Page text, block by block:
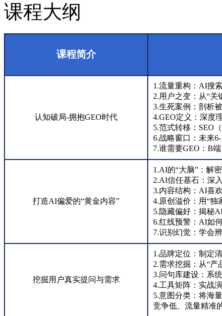
课程大纲
课程简介
认知破局-拥抱GEO时代
1.流量重构：AI搜
2.用户之变：从“关
3.生死案例：剖析
4.GEO定义：深度
5.范式转移：SEO
6.战略窗口：未来
7.谁需要GEO：B
打造AI偏爱的“黄金内容”
1.AI的“大脑”：解
2.AI信任基石：深
3.内容结构：AI喜
4.原创溢价：用“独
5.隐藏偏好：揭秘
6.红线预警：AI如
7.识别幻觉：学会
挖掘用户真实提问与需求
1.品牌定位：制定
2.需求挖掘：从“产
3.问句库建设：系
4.工具矩阵：实战
5.意图分类：将海
竞争低、流量精准